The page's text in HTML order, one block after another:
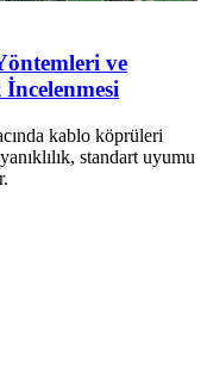
ve
kablo köprüleri
standart uyumu